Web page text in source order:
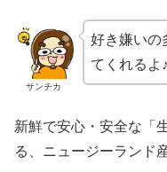
サンチカ
好き嫌いの
てくれるよ♪
新鮮で安心・安全な「
る、ニュージーランド